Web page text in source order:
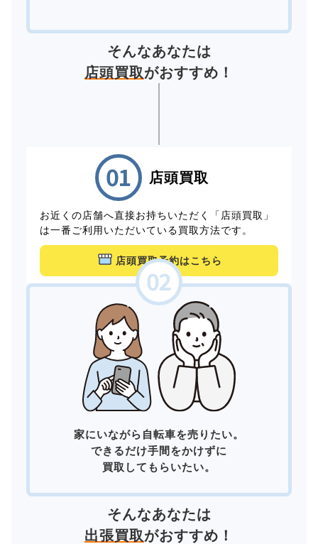
そんなあなたは
店頭買取がおすすめ！
店頭買取
お近くの店舗へ直接お持ちいただく「店頭買取」
は一番ご利用いただいている買取方法です。
店頭買取予約はこちら
家にいながら自転車を売りたい。
できるだけ手間をかけずに
買取してもらいたい。
そんなあなたは
出張買取がおすすめ！